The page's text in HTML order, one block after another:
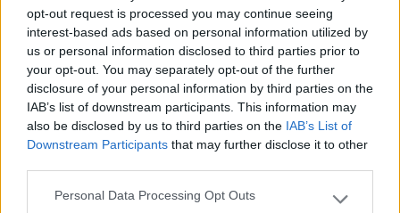
opt-out request is processed you may continue seeing
interest-based ads based on personal information utilized by
us or personal information disclosed to third parties prior to
your opt-out. You may separately opt-out of the further
disclosure of your personal information by third parties on the
IAB’s list of downstream participants. This information may
also be disclosed by us to third parties on the IAB’s List of
Downstream Participants that may further disclose it to other
Please note that this website/app uses one or more Google
Personal Data Processing Opt Outs
morodirho
Inserito il18/03/2020 alle:20:48:54
io sto benissimo, continuo ad andare a letto alle nove di sera, mi
alzo alle 7 di mattina dopo 10 ore di sonno, durante il giorno tra
giardino, frutteto e altri lavoretti passo tranquillamente le ore.
Quando voglio passare qualche momento ''pepato'' vado su
extra
Purtroppo niente aiuola